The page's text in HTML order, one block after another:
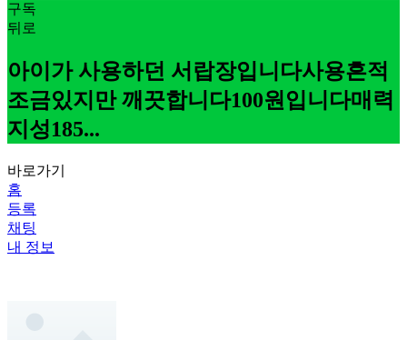
구독
뒤로
아이가 사용하던 서랍장입니다사용흔적
조금있지만 깨끗합니다100원입니다매력
지성185...
바로가기
홈
등록
채팅
내 정보